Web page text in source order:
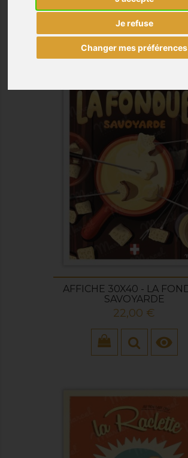
Je refuse
Changer mes préférences

AFFICHE 30X40 - LA
SAVOYARDE
Prix
22,00 €
